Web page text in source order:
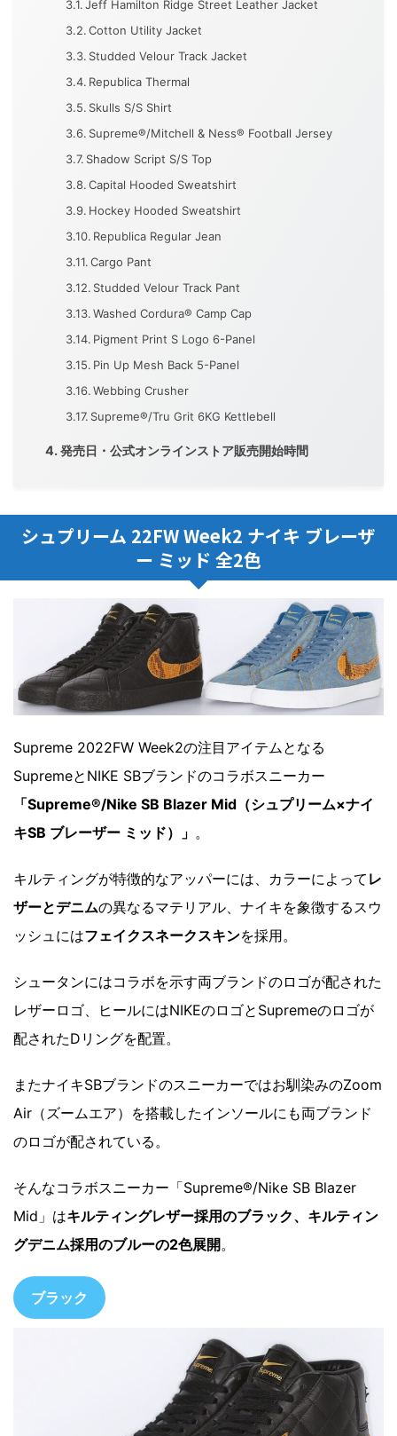
Jeff Hamilton Ridge Street Leather Jacket
Cotton Utility Jacket
Studded Velour Track Jacket
Republica Thermal
Skulls S/S Shirt
Supreme®/Mitchell & Ness® Football Jersey
Shadow Script S/S Top
Capital Hooded Sweatshirt
Hockey Hooded Sweatshirt
Republica Regular Jean
Cargo Pant
Studded Velour Track Pant
Washed Cordura® Camp Cap
Pigment Print S Logo 6-Panel
Pin Up Mesh Back 5-Panel
Webbing Crusher
Supreme®/Tru Grit 6KG Kettlebell
発売日・公式オンラインストア販売開始時間
シュプリーム 22FW Week2 ナイキ ブレーザ
ー ミッド 全2色
Supreme 2022FW Week2の注目アイテムとなる
SupremeとNIKE SBブランドのコラボスニーカー
「Supreme®/Nike SB Blazer Mid（シュプリーム×ナイ
キSB ブレーザー ミッド）」 。
キルティングが特徴的なアッパーには、カラーによって レ
ザーとデニムの異なるマテリアル、ナイキを象徴するスウ
ッシュにはフェイクスネークスキンを採用。
シュータンにはコラボを示す両ブランドのロゴが配された
レザーロゴ、ヒールにはNIKEのロゴとSupremeのロゴが
配されたDリングを配置。
またナイキSBブランドのスニーカーではお馴染みのZoom
Air（ズームエア）を搭載したインソールにも両ブランド
のロゴが配されている。
そんなコラボスニーカー「Supreme®/Nike SB Blazer
Mid」はキルティングレザー採用のブラック、キルティン
グデニム採用のブルーの2色展開。
ブラック